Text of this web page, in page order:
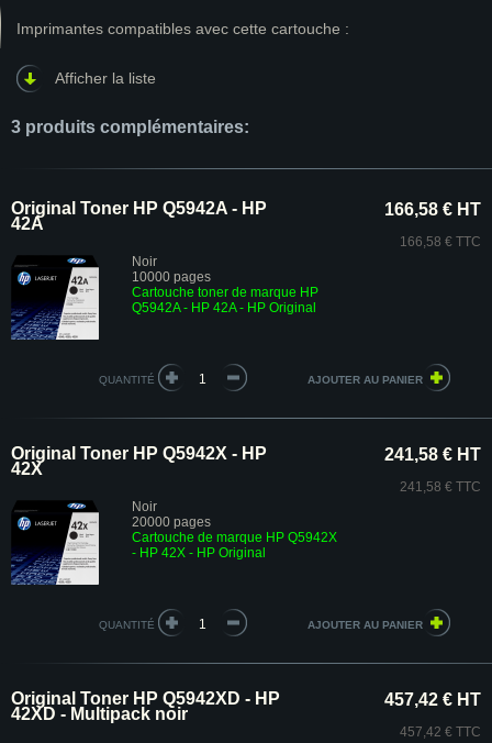
Imprimantes compatibles avec cette cartouche :
Afficher la liste
3 produits complémentaires:
Original Toner HP Q5942A - HP
42A
Noir
10000 pages
Cartouche toner de marque HP
Q5942A - HP 42A - HP Original
166,58 € HT
166,58 € TTC
QUANTITÉ
Original Toner HP Q5942X - HP
42X
Noir
20000 pages
Cartouche de marque HP Q5942X
- HP 42X - HP Original
241,58 € HT
241,58 € TTC
QUANTITÉ
Original Toner HP Q5942XD - HP
42XD - Multipack noir
457,42 € HT
457,42 € TTC